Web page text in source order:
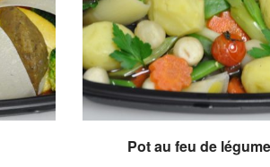
Pot au feu de